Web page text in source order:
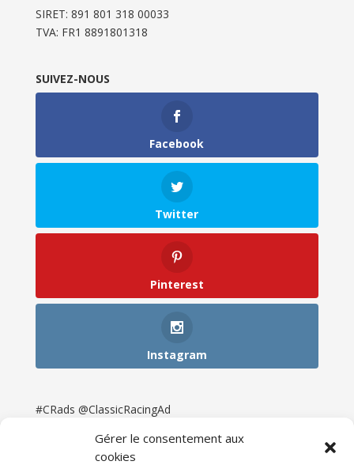
Gérer le consentement aux
cookies
SIRET: 891 801 318 00033
TVA: FR1 8891801318
SUIVEZ-NOUS
Facebook
Twitter
Pinterest
Instagram
#CRads @ClassicRacingAd